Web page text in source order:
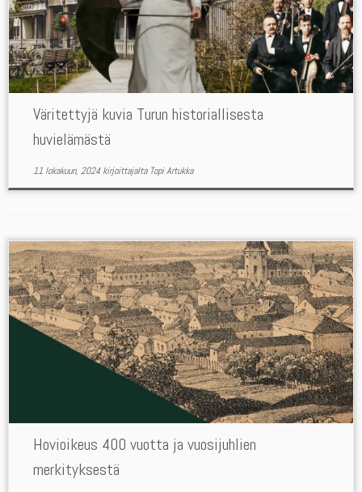
Väritettyjä kuvia Turun historiallisesta
huvielämästä
11 lokakuun, 2024 kirjoittajalta Topi Artukka
Hovioikeus 400 vuotta ja vuosijuhlien
merkityksestä